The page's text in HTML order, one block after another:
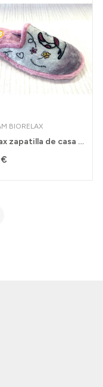
BIORELAX
Biorelax zapatilla de casa gato original...